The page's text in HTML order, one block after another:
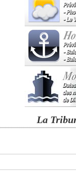
La